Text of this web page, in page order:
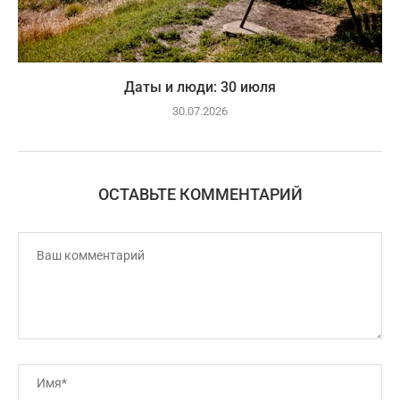
Даты и люди: 30 июля
30.07.2026
ОСТАВЬТЕ КОММЕНТАРИЙ